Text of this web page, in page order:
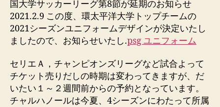
国大学サッカーリーグ第8節が延期のお知らせ
2021.2.9 この度、環太平洋大学トップチームの
2021シーズンユニフォームデザインが決定いたし
ましたので、お知らせいたし.psg ユニフォーム
セリエＡ，チャンピオンズリーグなど試合よって
チケット売りだしの時期は変わってきますが、だ
いたい１～２週間前からの予約となっています。
チャルハノールは今夏、4シーズンにわたって所属